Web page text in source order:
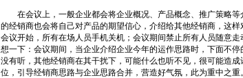
在会议上，一般企业都会将企业概况、产品概念、推广策略等
的经销商也会将自己对产品的期望信心，介绍给其他经销商，这
会议开始，所有在场人员手机关机；会议期间禁止所有人员随意
想一下：会议期间，当企业介绍企业今年的运作思路时，下面不
没有听，其他经销商在其干扰下，可能什么也听不见，很可能造
位，引导经销商思路与企业思路合并，营造好气氛，此为重中之重。